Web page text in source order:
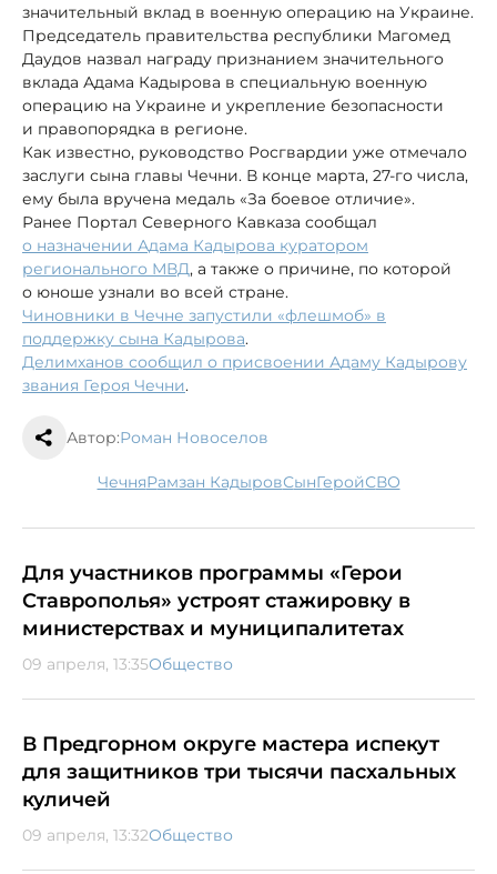
значительный вклад в военную операцию на Украине.
Председатель правительства республики Магомед
Даудов назвал награду признанием значительного
вклада Адама Кадырова в специальную военную
операцию на Украине и укрепление безопасности
и правопорядка в регионе.
Как известно, руководство Росгвардии уже отмечало
заслуги сына главы Чечни. В конце марта, 27-го числа,
ему была вручена медаль «За боевое отличие».
Ранее Портал Северного Кавказа сообщал
о назначении Адама Кадырова куратором
регионального МВД, а также о причине, по которой
о юноше узнали во всей стране.
Чиновники в Чечне запустили «флешмоб» в
поддержку сына Кадырова.
Делимханов сообщил о присвоении Адаму Кадырову
звания Героя Чечни.
Автор:Роман Новоселов
Чечня Рамзан Кадыров сын герой СВО
Для участников программы «Герои
Ставрополья» устроят стажировку в
министерствах и муниципалитетах
09 апреля, 13:35Общество
В Предгорном округе мастера испекут
для защитников три тысячи пасхальных
куличей
09 апреля, 13:32Общество